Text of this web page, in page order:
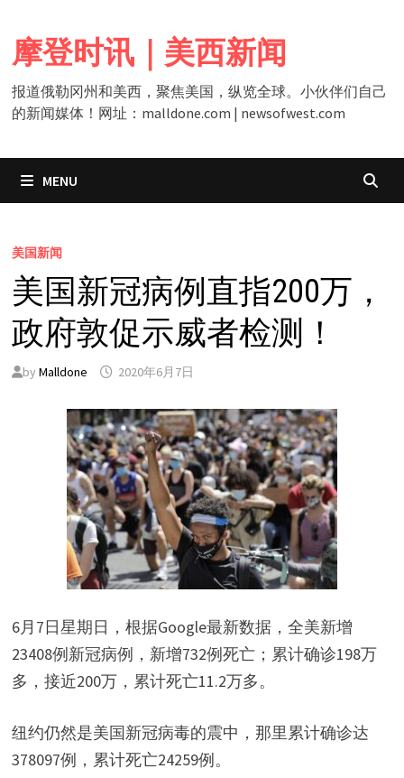
content
摩登时讯｜美西新闻
报道俄勒冈州和美西，聚焦美国，纵览全球。小伙伴们自己
的新闻媒体！网址：malldone.com | newsofwest.com
MENU
美国新闻
美国新冠病例直指200万，
政府敦促示威者检测！
by Malldone 2020年6月7日
6月7日星期日，根据Google最新数据，全美新增
23408例新冠病例，新增732例死亡；累计确诊198万
多，接近200万，累计死亡11.2万多。
纽约仍然是美国新冠病毒的震中，那里累计确诊达
378097例，累计死亡24259例。